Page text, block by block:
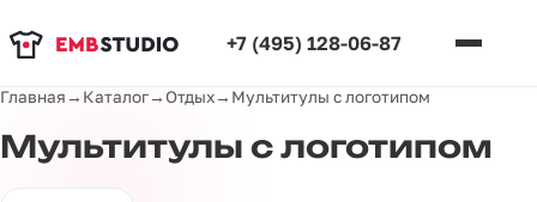
+7 (495) 128-06-87
Главная→ Каталог→Отдых→ Мультитулы с логотипом
Мультитулы с логотипом